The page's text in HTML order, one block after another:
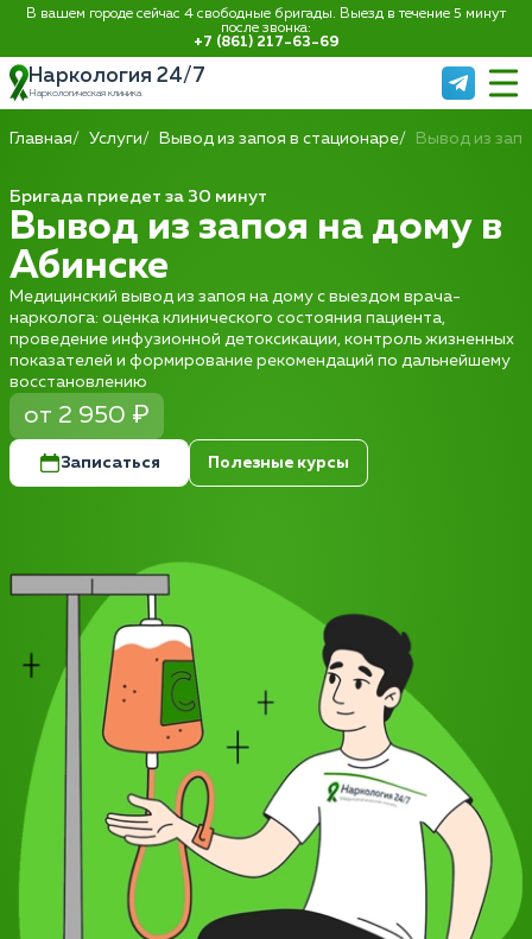
В вашем городе сейчас 4 свободные бригады. Выезд в течение 5 минут
после звонка:
+7 (861) 217-63-69
Наркология 24/7
Наркологическая клиника
Главная Услуги Вывод из запоя в стационаре Вывод из
Бригада приедет за 30 минут
Вывод из запоя на дому в
Абинске
Медицинский вывод из запоя на дому с выездом врача-
нарколога: оценка клинического состояния пациента,
проведение инфузионной детоксикации, контроль жизненных
показателей и формирование рекомендаций по дальнейшему
восстановлению
от 2 950 ₽
Записаться Полезные курсы